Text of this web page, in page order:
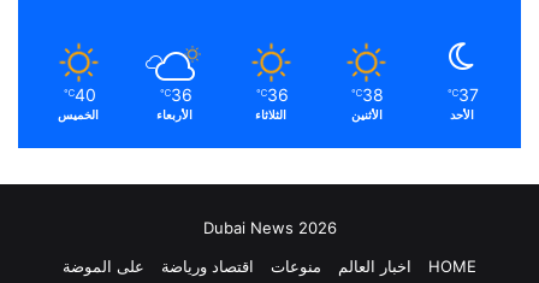
37
℃
الأحد
38
℃
الأثنين
36
℃
الثلاثاء
36
℃
الأربعاء
40
℃
الخميس
Dubai News 2026
HOME
اخبار العالم منوعات اقتصاد ورياضة على الموضة